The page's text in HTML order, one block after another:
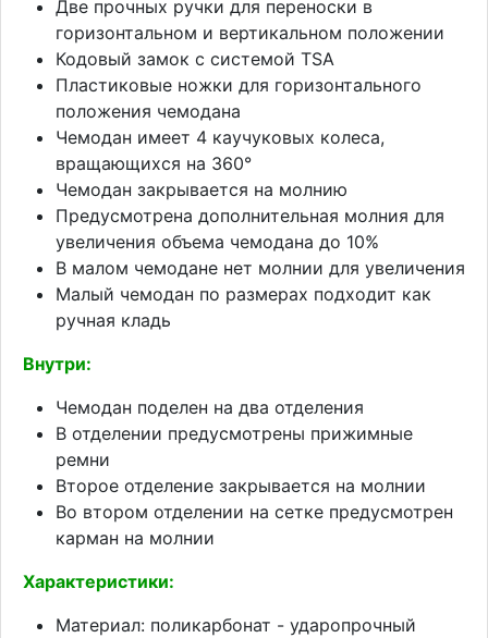
Две прочных ручки для переноски в
горизонтальном и вертикальном положении
Кодовый замок с системой TSA
Пластиковые ножки для горизонтального
положения чемодана
Чемодан имеет 4 каучуковых колеса,
вращающихся на 360°
Чемодан закрывается на молнию
Предусмотрена дополнительная молния для
увеличения объема чемодана до 10%
В малом чемодане нет молнии для увеличения
Малый чемодан по размерах подходит как
ручная кладь
Внутри:
Чемодан поделен на два отделения
В отделении предусмотрены прижимные
ремни
Второе отделение закрывается на молнии
Во втором отделении на сетке предусмотрен
карман на молнии
Характеристики:
Материал: поликарбонат - ударопрочный